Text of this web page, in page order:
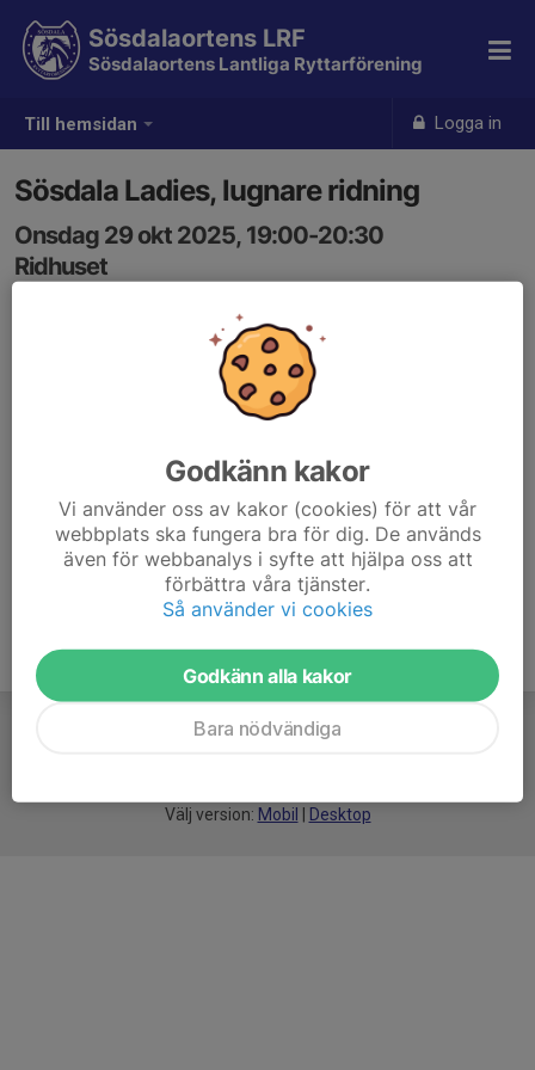
Till hemsidan Logga in
Sösdalaortens LRF
Sösdalaortens Lantliga Ryttarförening
Sösdala Ladies, lugnare ridning
Onsdag 29 okt 2025, 19:00-20:30
Ridhuset
Välj version: Mobil Desktop
Godkänn kakor
Vi använder oss av kakor (cookies) för att vår
webbplats ska fungera bra för dig. De används
även för webbanalys i syfte att hjälpa oss att
förbättra våra tjänster.
Så använder vi cookies
Godkänn alla kakor
Bara nödvändiga